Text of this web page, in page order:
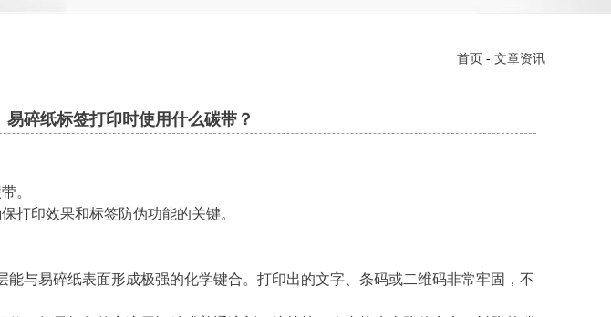
首页 - 文章资讯
易碎纸标签打印时使用什么碳带？
。
打印效果和标签防伪功能的关键。
能与易碎纸表面形成极强的化学键合。打印出的文字、条码或二维码非常牢固，不